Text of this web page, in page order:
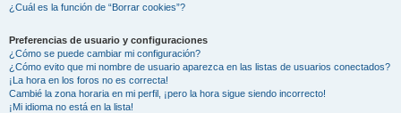
¿Cuál es la función de “Borrar cookies”?
Preferencias de usuario y configuraciones
¿Cómo se puede cambiar mi configuración?
¿Cómo evito que mi nombre de usuario aparezca en las listas de usuarios conectados?
¡La hora en los foros no es correcta!
Cambié la zona horaria en mi perfil, ¡pero la hora sigue siendo incorrecto!
¡Mi idioma no está en la lista!